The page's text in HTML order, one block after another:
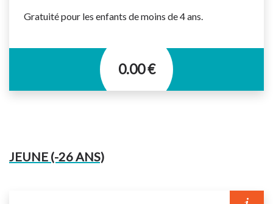
Gratuité pour les enfants de moins de 4 ans.
0.00 €
JEUNE (-26 ANS)